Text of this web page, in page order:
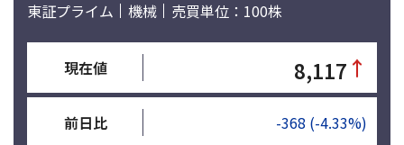
東証プライム 機械 売買単位：100株
現在値 8,117 ↑
前日比 -368 (-4.33%)